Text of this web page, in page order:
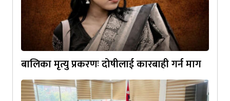
बालिका मृत्यु प्रकरणः दोषीलाई कारबाही गर्न माग